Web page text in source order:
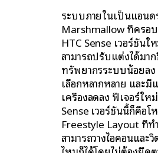
ระบบภายในเป็นแอนด
Marshmallow ที่ครอ
HTC Sense เวอร์ชัน
สามารถปรับแต่งได้มา
ทรัพยากรระบบน้อยล
เลือกหลากหลาย และ
เครื่องลดลง ฟีเจอร์ให
Sense เวอร์ชันนี้ก็คือโ
Freestyle Layout ที่ท
สามารถวางไอคอนและ